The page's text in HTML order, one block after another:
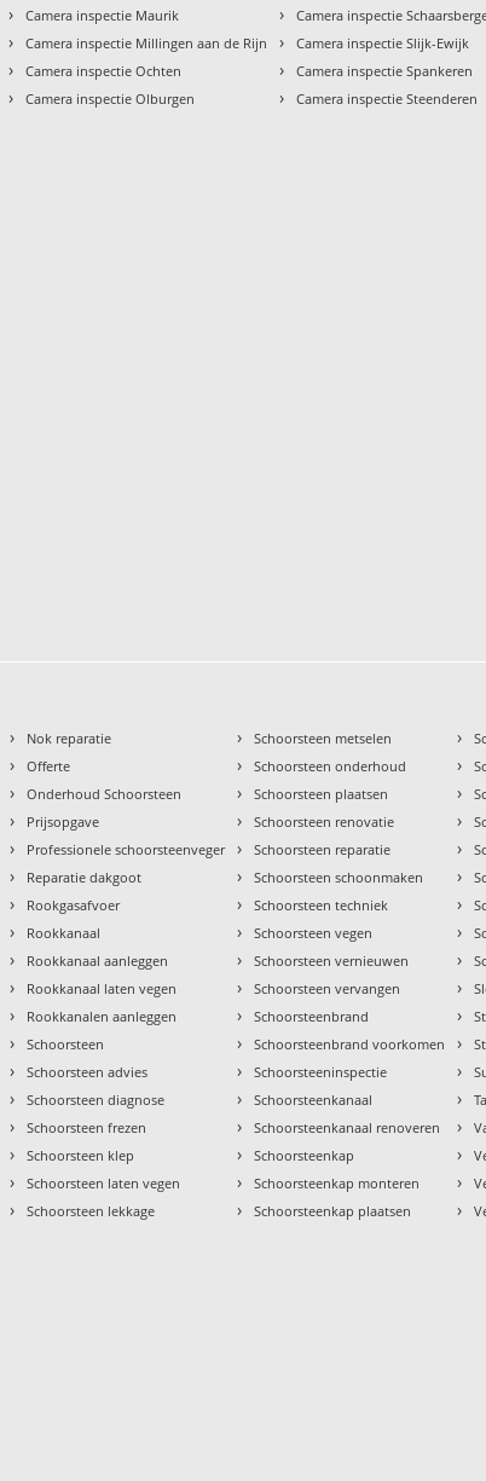
› Camera inspectie Maurik
› Camera inspectie Millingen aan de Rijn
› Camera inspectie Ochten
› Camera inspectie Olburgen
› Camera inspectie
› Camera inspectie Slijk-Ewijk
› Camera inspectie Spankeren
› Camera inspectie Steenderen
› Nok reparatie
› Offerte
› Onderhoud Schoorsteen
› Prijsopgave
› Professionele schoorsteenveger
› Reparatie dakgoot
› Rookgasafvoer
› Rookkanaal
› Rookkanaal aanleggen
› Rookkanaal laten vegen
› Rookkanalen aanleggen
› Schoorsteen
› Schoorsteen advies
› Schoorsteen diagnose
› Schoorsteen frezen
› Schoorsteen klep
› Schoorsteen laten vegen
› Schoorsteen lekkage
› Schoorsteen metselen
› Schoorsteen onderhoud
› Schoorsteen plaatsen
› Schoorsteen renovatie
› Schoorsteen reparatie
› Schoorsteen schoonmaken
› Schoorsteen techniek
› Schoorsteen vegen
› Schoorsteen vernieuwen
› Schoorsteen vervangen
› Schoorsteenbrand
› Schoorsteenbrand voorkomen
› Schoorsteeninspectie
› Schoorsteenkanaal
› Schoorsteenkanaal renoveren
› Schoorsteenkap
› Schoorsteenkap monteren
› Schoorsteenkap plaatsen
›
›
›
›
›
›
›
›
›
›
›
›
›
›
›
›
›
›